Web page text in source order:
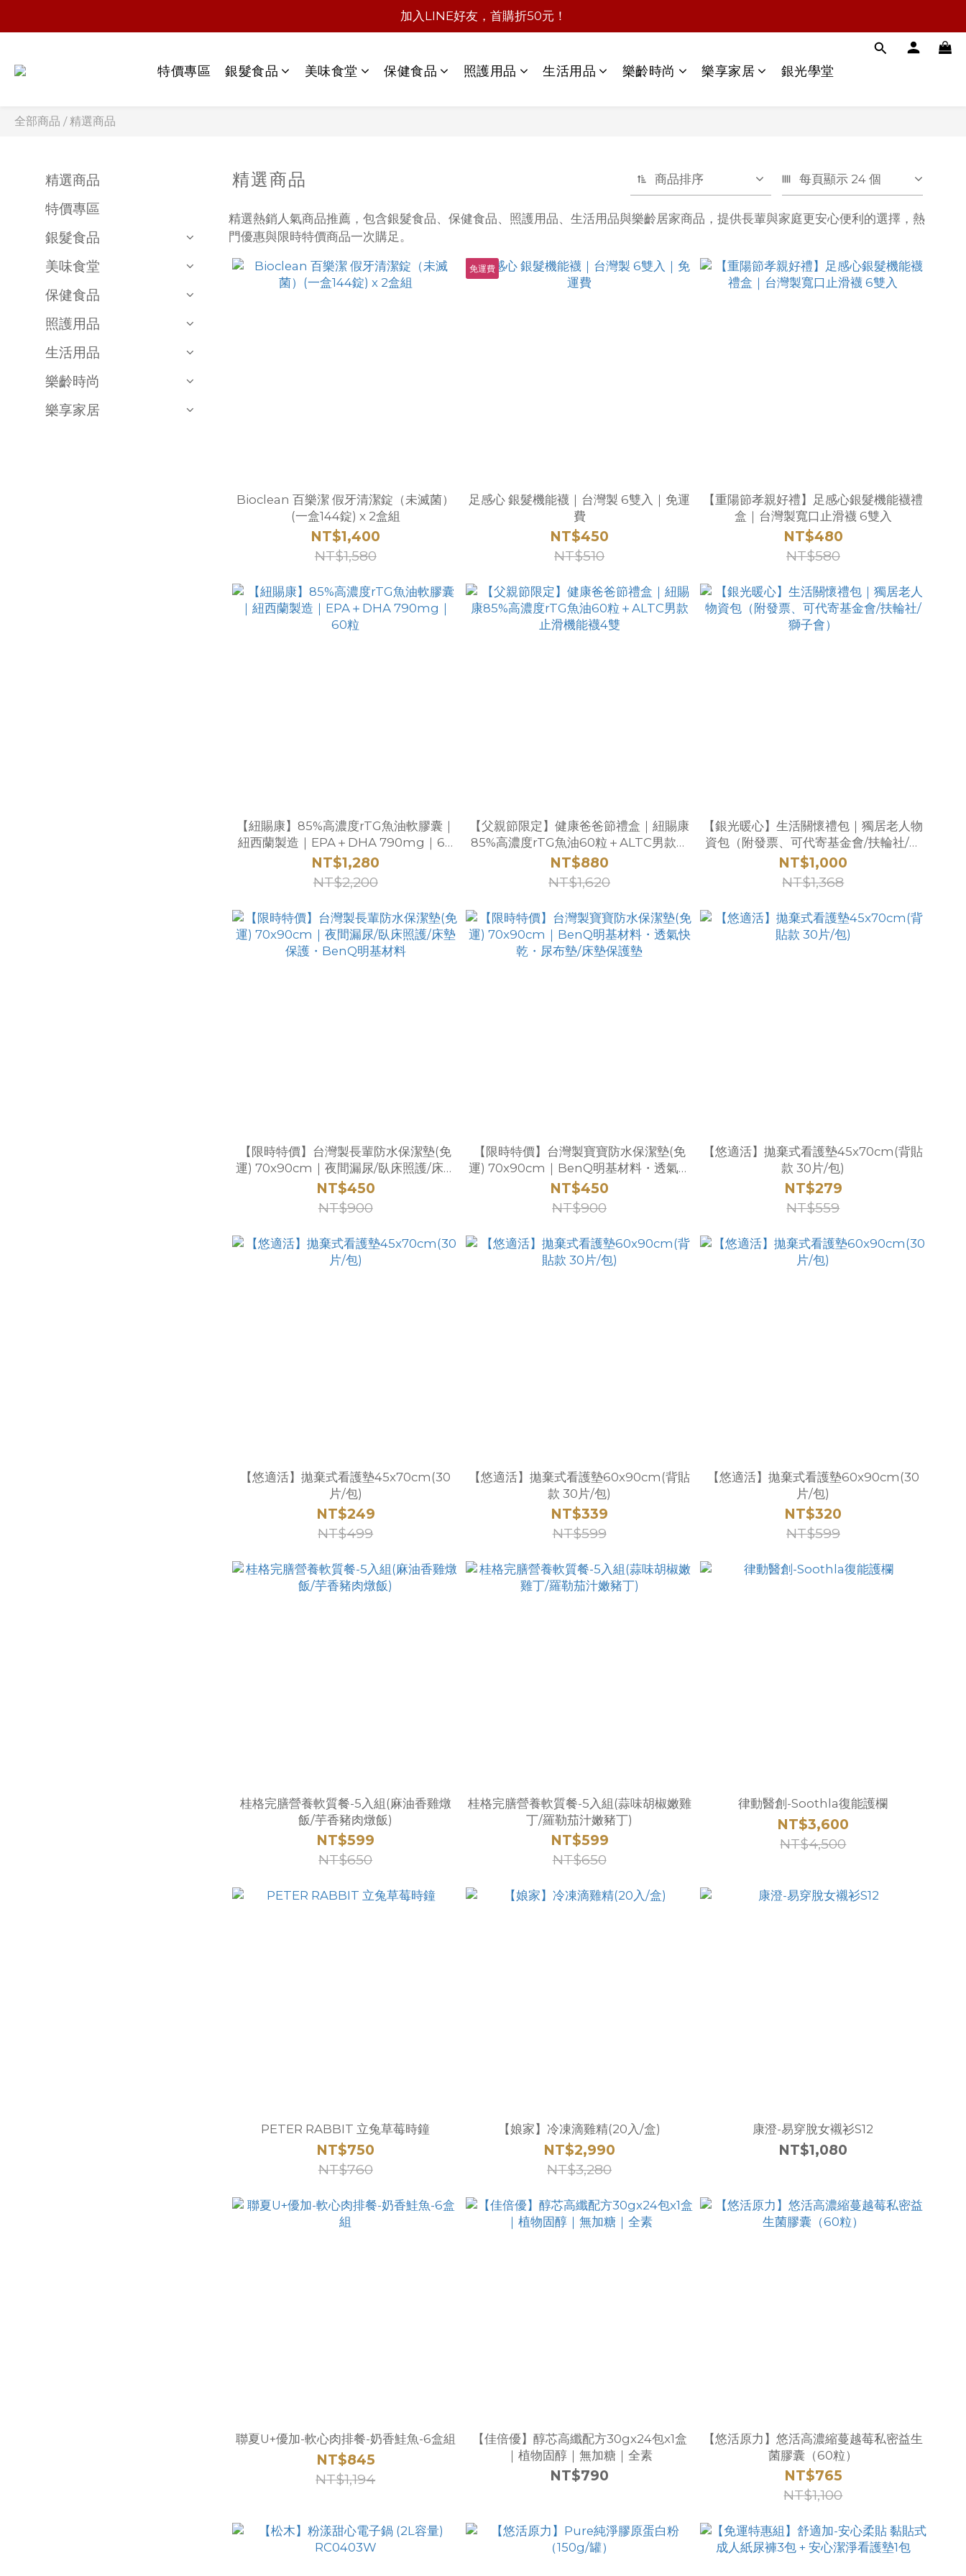
加入LINE好友，首購折50元！
特價專區 銀髮食品 美味食堂 保健食品 照護用品 生活用品 樂齡時尚 樂享家居 銀光學堂
全部商品 /精選商品
精選商品
特價專區
銀髮食品
美味食堂
保健食品
照護用品
生活用品
樂齡時尚
樂享家居
精選商品 商品排序 每頁顯示 24 個
精選熱銷人氣商品推薦，包含銀髮食品、保健食品、照護用品、生活用品與樂齡居家商品，提供長輩與家庭更安心便利的選擇，熱
門優惠與限時特價商品一次購足。
Bioclean 百樂潔 假牙清潔錠（未滅菌）
(一盒144錠) x 2盒組
NT$1,400
NT$1,580
免運費
足感心 銀髮機能襪｜台灣製 6雙入｜免運
費
NT$450
NT$510
【重陽節孝親好禮】足感心銀髮機能襪禮
盒｜台灣製寬口止滑襪 6雙入
NT$480
NT$580
【紐賜康】85%高濃度rTG魚油軟膠囊｜
紐西蘭製造｜EPA＋DHA 790mg｜60
粒
NT$1,280
NT$2,200
【父親節限定】健康爸爸節禮盒｜紐賜康
85%高濃度rTG魚油60粒＋ALTC男款止
滑機能襪4雙
NT$880
NT$1,620
【銀光暖心】生活關懷禮包｜獨居老人物
資包（附發票、可代寄基金會/扶輪社/獅
子會）
NT$1,000
NT$1,368
【限時特價】台灣製長輩防水保潔墊(免
運) 70x90cm｜夜間漏尿/臥床照護/床墊
保護・BenQ明基材料
NT$450
NT$900
【限時特價】台灣製寶寶防水保潔墊(免
運) 70x90cm｜BenQ明基材料・透氣快
乾・尿布墊/床墊保護墊
NT$450
NT$900
【悠適活】拋棄式看護墊45x70cm(背貼
款 30片/包)
NT$279
NT$559
【悠適活】拋棄式看護墊45x70cm(30
片/包)
NT$249
NT$499
【悠適活】拋棄式看護墊60x90cm(背貼
款 30片/包)
NT$339
NT$599
【悠適活】拋棄式看護墊60x90cm(30
片/包)
NT$320
NT$599
桂格完膳營養軟質餐-5入組(麻油香雞燉
飯/芋香豬肉燉飯)
NT$599
NT$650
桂格完膳營養軟質餐-5入組(蒜味胡椒嫩雞
丁/羅勒茄汁嫩豬丁)
NT$599
NT$650
律動醫創-Soothla復能護欄
NT$3,600
NT$4,500
PETER RABBIT 立兔草莓時鐘
NT$750
NT$760
【娘家】冷凍滴雞精(20入/盒)
NT$2,990
NT$3,280
康澄-易穿脫女襯衫S12
NT$1,080
聯夏U+優加-軟心肉排餐-奶香鮭魚-6盒組
NT$845
NT$1,194
【佳倍優】醇芯高纖配方30gx24包x1盒
｜植物固醇｜無加糖｜全素
NT$790
【悠活原力】悠活高濃縮蔓越莓私密益生
菌膠囊（60粒）
NT$765
NT$1,100